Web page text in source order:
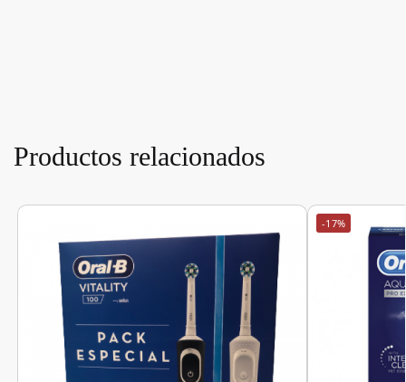
Productos relacionados
-17%